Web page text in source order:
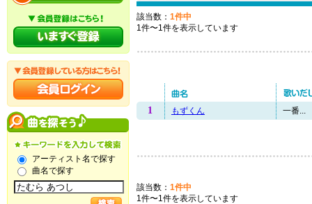
アーティスト名で探す
曲名で探す
該当数： 1件中
1件〜1件を表示しています
1 もずくん 一番...
該当数： 1件中
1件〜1件を表示しています